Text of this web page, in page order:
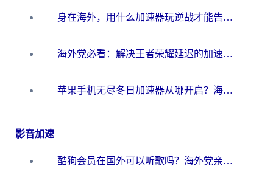
身在海外，用什么加速器玩逆战才能告别延迟？
海外党必看：解决王者荣耀延迟的加速器终极指南——从EVE到猫和老鼠，一个工具全搞定
苹果手机无尽冬日加速器从哪开启？海外玩家的冬日生存指南
影音加速
酷狗会员在国外可以听歌吗？海外党亲测有效：3步解决音乐权限难题